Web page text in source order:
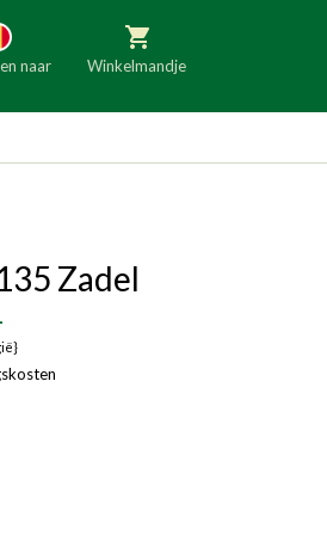
naar
Italië
Winkelmandje
Zadel